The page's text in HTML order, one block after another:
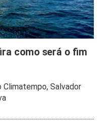
como será o fim
Salvador